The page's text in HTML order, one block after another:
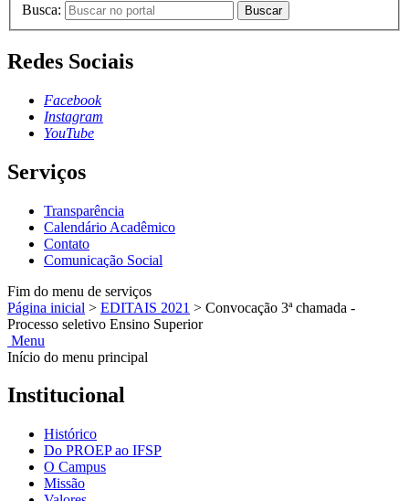
Busca: Buscar
Redes Sociais
Facebook
Instagram
YouTube
Serviços
Transparência
Calendário Acadêmico
Contato
Comunicação Social
Fim do menu de serviços
Página inicial > EDITAIS 2021 > Convocação 3ª chamada -
Processo seletivo Ensino Superior
Menu
Início do menu principal
Institucional
Histórico
Do PROEP ao IFSP
O Campus
Missão